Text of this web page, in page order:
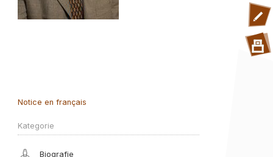
Notice en français
Kategorie
Biografie